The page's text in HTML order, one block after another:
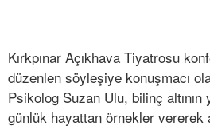
Kırkpınar Açıkhava Tiyatrosu
düzenlen söyleşiye konuşmacı
Psikolog Suzan Ulu, bilinç
günlük hayattan örnekler vererek